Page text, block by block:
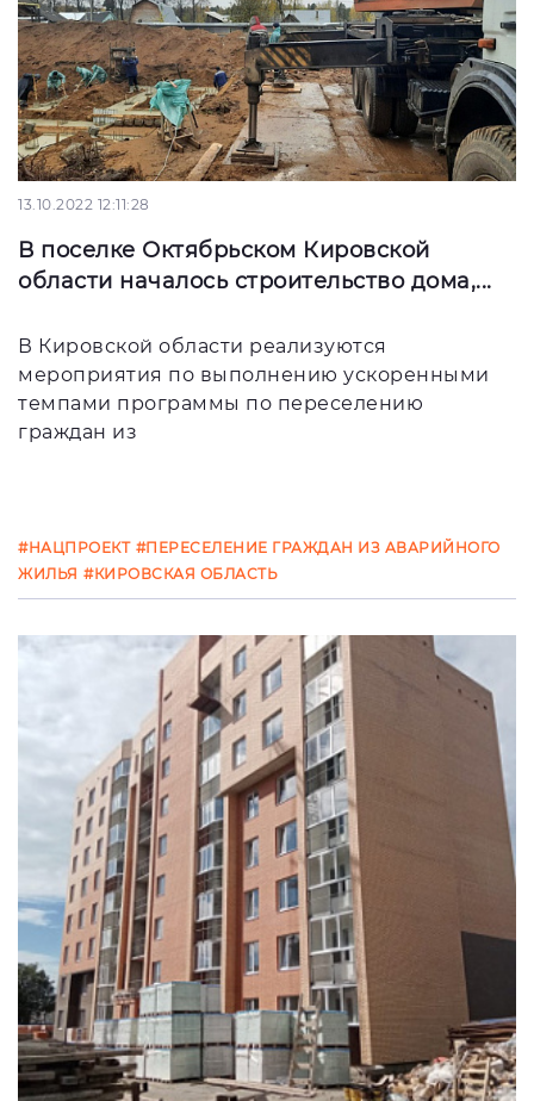
13.10.2022 12:11:28
В поселке Октябрьском Кировской
области началось строительство дома,...
В Кировской области реализуются
мероприятия по выполнению ускоренными
темпами программы по переселению
граждан из
#НАЦПРОЕКТ #ПЕРЕСЕЛЕНИЕ ГРАЖДАН ИЗ АВАРИЙНОГО
ЖИЛЬЯ #КИРОВСКАЯ ОБЛАСТЬ